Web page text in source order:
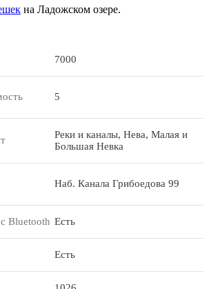
на Ладожском озере.
7000
5
Реки и каналы, Нева, Малая и
Большая Невка
Наб. Канала Грибоедова 99
Bluetooth Есть
Есть